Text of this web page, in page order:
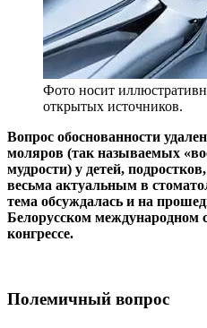
Фото носит
открытых источников.
Вопрос обоснованности
моляров (так называемых
мудрости) у детей,
весьма актуальным в
тема обсуждалась и на
Белорусском международном
конгрессе.
Полемичный вопрос